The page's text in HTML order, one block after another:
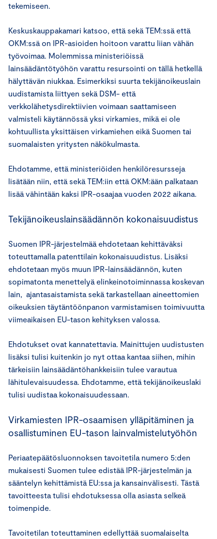
tekemiseen.
Keskuskauppakamari katsoo, että sekä TEM:ssä että
OKM:ssä on IPR-asioiden hoitoon varattu liian vähän
työvoimaa. Molemmissa ministeriöissä
lainsäädäntötyöhön varattu resursointi on tällä hetkellä
hälyttävän niukkaa. Esimerkiksi suurta tekijänoikeuslain
uudistamista liittyen sekä DSM- että
verkkolähetysdirektiivien voimaan saattamiseen
valmisteli käytännössä yksi virkamies, mikä ei ole
kohtuullista yksittäisen virkamiehen eikä Suomen tai
suomalaisten yritysten näkökulmasta.
Ehdotamme, että ministeriöiden henkilöresursseja
lisätään niin, että sekä TEM:iin että OKM:ään palkataan
lisää vähintään kaksi IPR-osaajaa vuoden 2022 aikana.
Tekijänoikeuslainsäädännön kokonaisuudistus
Suomen IPR-järjestelmää ehdotetaan kehittäväksi
toteuttamalla patenttilain kokonaisuudistus. Lisäksi
ehdotetaan myös muun IPR-lainsäädännön, kuten
sopimatonta menettelyä elinkeinotoiminnassa koskevan
lain, ajantasaistamista sekä tarkastellaan aineettomien
oikeuksien täytäntöönpanon varmistamisen toimivuutta
viimeaikaisen EU-tason kehityksen valossa.
Ehdotukset ovat kannatettavia. Mainittujen uudistusten
lisäksi tulisi kuitenkin jo nyt ottaa kantaa siihen, mihin
tärkeisiin lainsäädäntöhankkeisiin tulee varautua
lähitulevaisuudessa. Ehdotamme, että tekijänoikeuslaki
tulisi uudistaa kokonaisuudessaan.
Virkamiesten IPR-osaamisen ylläpitäminen ja
osallistuminen EU-tason lainvalmistelutyöhön
Periaatepäätösluonnoksen tavoitetila numero 5:den
mukaisesti Suomen tulee edistää IPR-järjestelmän ja
sääntelyn kehittämistä EU:ssa ja kansainvälisesti. Tästä
tavoitteesta tulisi ehdotuksessa olla asiasta selkeä
toimenpide.
Tavoitetilan toteuttaminen edellyttää suomalaiselta